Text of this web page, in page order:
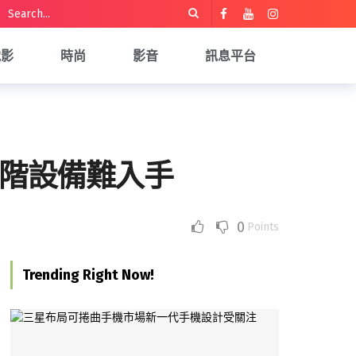
時尚 影音 訊息平台
設備難入手
0 Points
Trending Right Now!